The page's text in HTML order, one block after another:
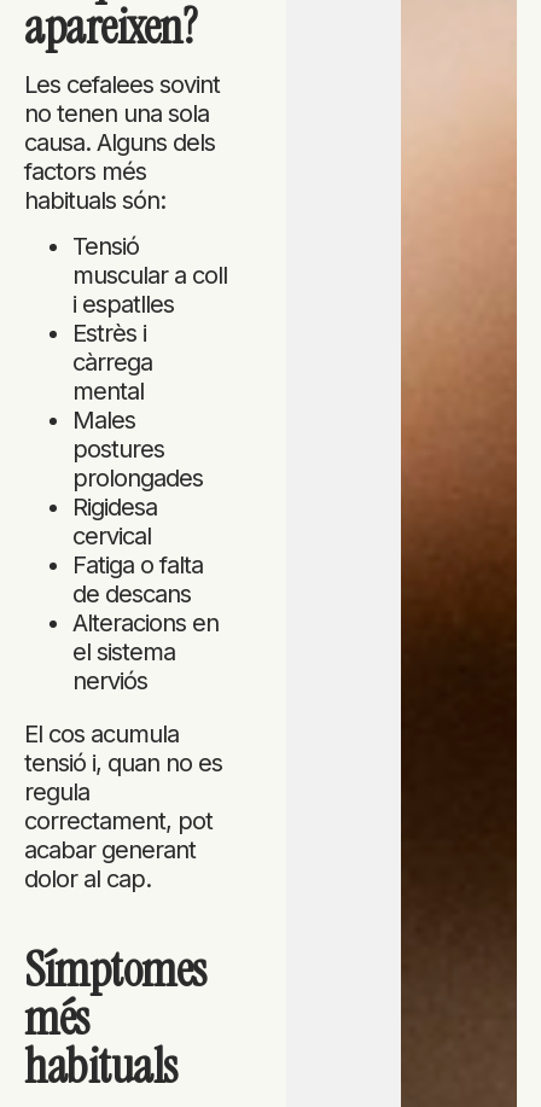
apareixen?
Les cefalees sovint
no tenen una sola
causa. Alguns dels
factors més
habituals són:
Tensió
muscular a coll
i espatlles
Estrès i
càrrega
mental
Males
postures
prolongades
Rigidesa
cervical
Fatiga o falta
de descans
Alteracions en
el sistema
nerviós
El cos acumula
tensió i, quan no es
regula
correctament, pot
acabar generant
dolor al cap.
Símptomes
més
habituals